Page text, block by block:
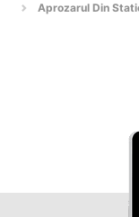
Aprozarul Din